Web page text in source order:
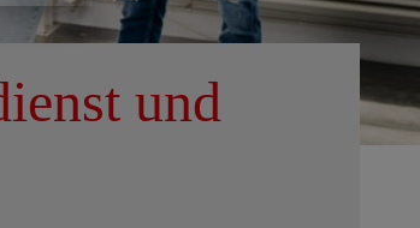
und